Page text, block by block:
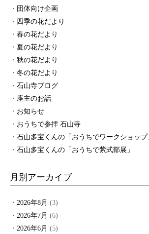
団体向け企画
四季の花だより
春の花だより
夏の花だより
秋の花だより
冬の花だより
石山寺ブログ
座主のお話
お知らせ
おうちで参拝 石山寺
石山多宝くんの「おうちでワークショップ
石山多宝くんの「おうちで紫式部展」
月別アーカイブ
2026年8月 (3)
2026年7月 (6)
2026年6月 (5)